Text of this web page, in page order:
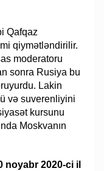
Qafqaz
qiymətləndirilir.
moderatoru
sonra Rusiya bu
Lakin
və suverenliyini
kursunu
Moskvanın
noyabr 2020-ci il